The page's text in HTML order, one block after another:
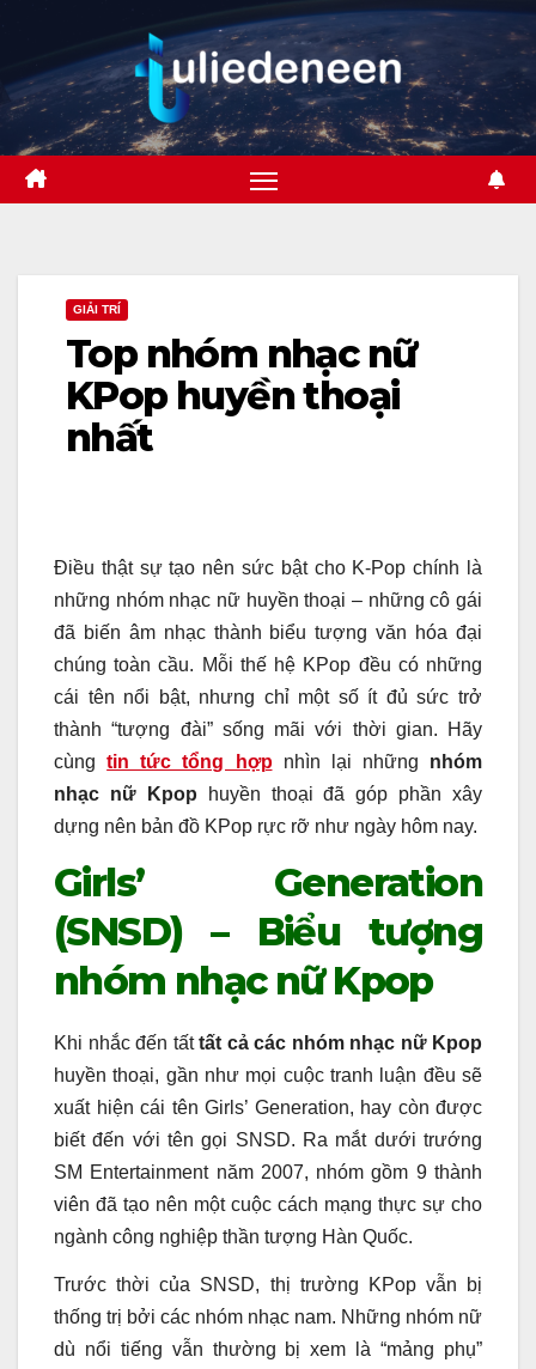
content
GIẢI TRÍ
Top nhóm nhạc nữ
KPop huyền thoại
nhất
Điều thật sự tạo nên sức bật cho K-Pop chính là
những nhóm nhạc nữ huyền thoại – những cô gái
đã biến âm nhạc thành biểu tượng văn hóa đại
chúng toàn cầu. Mỗi thế hệ KPop đều có những
cái tên nổi bật, nhưng chỉ một số ít đủ sức trở
thành “tượng đài” sống mãi với thời gian. Hãy
cùng tin tức tổng hợpnhìn lại những nhóm
nhạc nữ Kpop
huyền thoại đã góp phần xây
dựng nên bản đồ KPop rực rỡ như ngày hôm nay.
Girls’ Generation
(SNSD) – Biểu tượng
nhóm nhạc nữ Kpop
Khi nhắc đến tấttất cả các nhóm nhạc nữ Kpop
huyền thoại, gần như mọi cuộc tranh luận đều sẽ
xuất hiện cái tên Girls’ Generation, hay còn được
biết đến với tên gọi SNSD. Ra mắt dưới trướng
SM Entertainment năm 2007, nhóm gồm 9 thành
viên đã tạo nên một cuộc cách mạng thực sự cho
ngành công nghiệp thần tượng Hàn Quốc.
Trước thời của SNSD, thị trường KPop vẫn bị
thống trị bởi các nhóm nhạc nam. Những nhóm nữ
dù nổi tiếng vẫn thường bị xem là “mảng phụ”